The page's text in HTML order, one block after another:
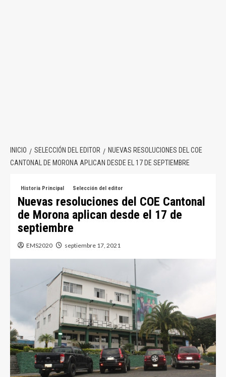
INICIO SELECCIÓN DEL EDITOR
NUEVAS RESOLUCIONES DEL COE
CANTONAL DE MORONA APLICAN DESDE EL 17 DE SEPTIEMBRE
Historia Principal Selección del editor
Nuevas resoluciones del COE Cantonal
de Morona aplican desde el 17 de
septiembre
EMS2020 septiembre 17, 2021